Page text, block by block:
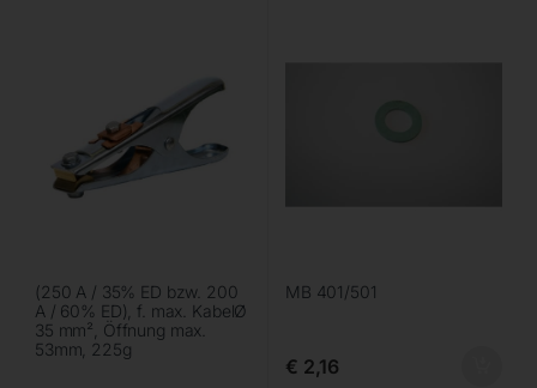
(250 A / 35% ED bzw. 200
A / 60% ED), f. max. KabelØ
35 mm², Öffnung max.
53mm, 225g
MB 401/501
€ 2,16